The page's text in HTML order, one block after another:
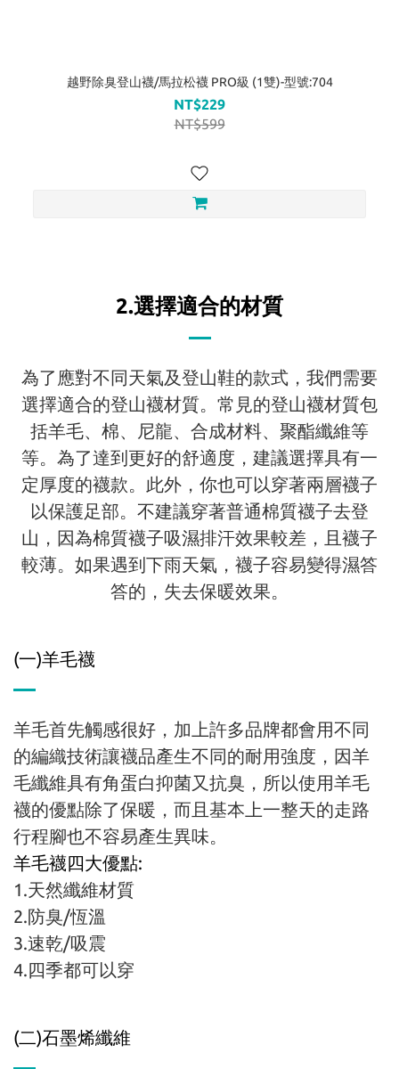
越野除臭登山襪/馬拉松襪 PRO級 (1雙)-型號:704
NT$229
NT$599
2.選擇適合的材質
為了應對不同天氣及登山鞋的款式，我們需要
選擇適合的登山襪材質。常見的登山襪材質包
括羊毛、棉、尼龍、合成材料、聚酯纖維等
等。為了達到更好的舒適度，建議選擇具有一
定厚度的襪款。此外，你也可以穿著兩層襪子
以保護足部。不建議穿著普通棉質襪子去登
山，因為棉質襪子吸濕排汗效果較差，且襪子
較薄。如果遇到下雨天氣，襪子容易變得濕答
答的，失去保暖效果。
(一)羊毛襪
羊毛首先觸感很好 ， 加上許多品牌都會用不同
的編織技術讓襪品產生不同的耐用強度 ， 因羊
毛纖維具有角蛋白抑菌又抗臭 ， 所以使用羊毛
襪的優點除了保暖 ，而且 基本上一整天的走路
行程腳也不容易產生異味。
羊毛襪四大優點:
1.天然纖維材質
2.防臭/恆溫
3.速乾/吸震
4.四季都可以穿
(二)石墨烯纖維